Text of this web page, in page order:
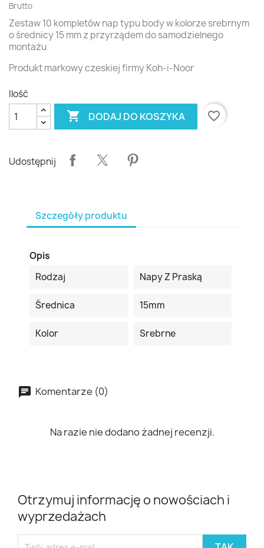
Brutto
Zestaw 10 kompletów nap typu body w kolorze srebrnym
o średnicy 15 mm z przyrządem do samodzielnego
montażu
Produkt markowy czeskiej firmy Koh-i-Noor
Ilość
 DODAJ DO KOSZYKA favorite_border
Udostępnij
Szczegóły produktu
Opis
Rodzaj
Napy Z Praską
Średnica 15mm
Kolor Srebrne
Komentarze (0)
Na razie nie dodano żadnej recenzji.
Otrzymuj informację o nowościach i
wyprzedażach